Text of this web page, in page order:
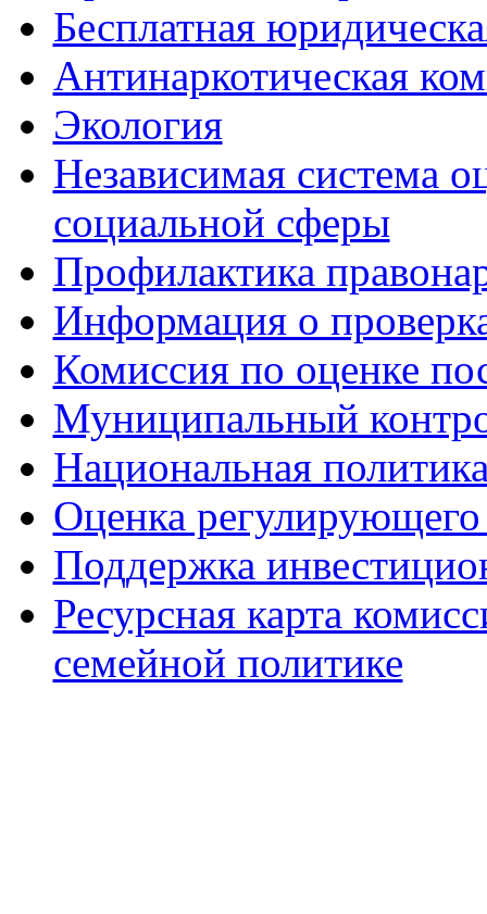
Бесплатная
Антинаркотическая
Экология
Независимая система
социальной сферы
Профилактика
Информация о
Комиссия по оценке
Муниципальный
Национальная
Оценка регулирующего
Поддержка
Ресурсная карта
семейной политике